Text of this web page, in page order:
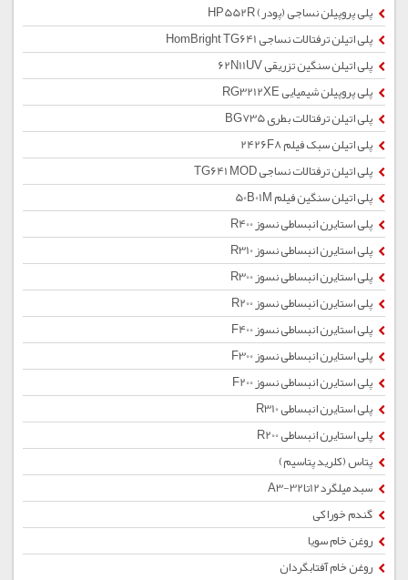
پلی پروپیلن نساجی (پودر) HP552R
پلی اتیلن ترفتالات نساجی HomBright TG641
پلی اتیلن سنگین تزریقی 62N11UV
پلی پروپیلن شیمیایی RG3212XE
پلی اتیلن ترفتالات بطری BG735
پلی اتیلن سبک فیلم 2426F8
پلی اتیلن ترفتالات نساجی TG641 MOD
پلی اتیلن سنگین فیلم 50B01M
پلی استایرن انبساطی نسوز R400
پلی استایرن انبساطی نسوز R310
پلی استایرن انبساطی نسوز R300
پلی استایرن انبساطی نسوز R200
پلی استایرن انبساطی نسوز F400
پلی استایرن انبساطی نسوز F300
پلی استایرن انبساطی نسوز F200
پلی استایرن انبساطی R310
پلی استایرن انبساطی R200
پتاس (کلرید پتاسیم)
سبد میلگرد12تا32-A3
گندم خوراکی
روغن خام سویا
روغن خام آفتابگردان